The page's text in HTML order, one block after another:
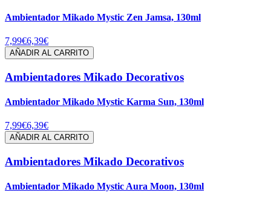
Ambientador Mikado Mystic Zen Jamsa, 130ml
7,99€6,39€
AÑADIR AL CARRITO
Ambientadores Mikado Decorativos
Ambientador Mikado Mystic Karma Sun, 130ml
7,99€6,39€
AÑADIR AL CARRITO
Ambientadores Mikado Decorativos
Ambientador Mikado Mystic Aura Moon, 130ml